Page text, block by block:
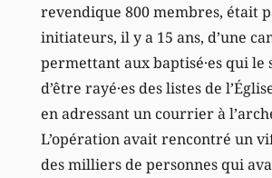
revendique 800 membres, était
initiateurs, il y a 15 ans, d’une
permettant aux baptisé·es qui le
d’être rayé·es des listes de
en adressant un courrier à
L’opération avait rencontré un
des milliers de personnes qui